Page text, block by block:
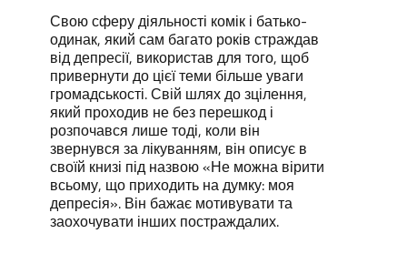
Свою сферу діяльності комік і батько-
одинак, який сам багато років страждав
від депресії, використав для того, щоб
привернути до цієї теми більше уваги
громадськості. Свій шлях до зцілення,
який проходив не без перешкод і
розпочався лише тоді, коли він
звернувся за лікуванням, він описує в
своїй книзі під назвою «Не можна вірити
всьому, що приходить на думку: моя
депресія». Він бажає мотивувати та
заохочувати інших постраждалих.